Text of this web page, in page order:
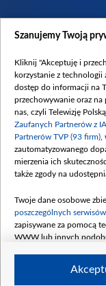
Szanujemy Twoją
Kliknij "Akceptuję i
korzystanie z technologii
dostęp do informacji na
przechowywanie oraz na
nas, czyli Telewizję
Zaufanych Partnerów z
Partnerów TVP (93 firm)
zautomatyzowanego
mierzenia ich
także zgody na
Twoje dane osobowe
poszczególnych serwisów
zapisywane za pomocą
WWW lub innych